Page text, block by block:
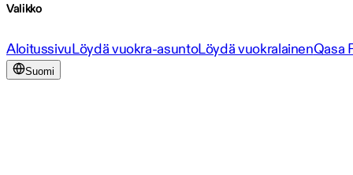
Valikko
AloitussivuLöydä vuokra-asuntoLöydä vuokralainenQasa
Suomi